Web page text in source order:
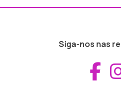
Siga-nos nas